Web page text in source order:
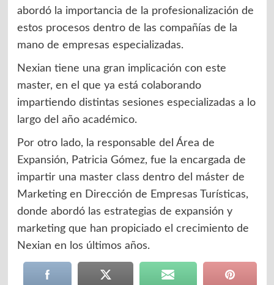
abordó la importancia de la profesionalización de
estos procesos dentro de las compañías de la
mano de empresas especializadas.
Nexian tiene una gran implicación con este
master, en el que ya está colaborando
impartiendo distintas sesiones especializadas a lo
largo del año académico.
Por otro lado, la responsable del Área de
Expansión, Patricia Gómez, fue la encargada de
impartir una master class dentro del máster de
Marketing en Dirección de Empresas Turísticas,
donde abordó las estrategias de expansión y
marketing que han propiciado el crecimiento de
Nexian en los últimos años.